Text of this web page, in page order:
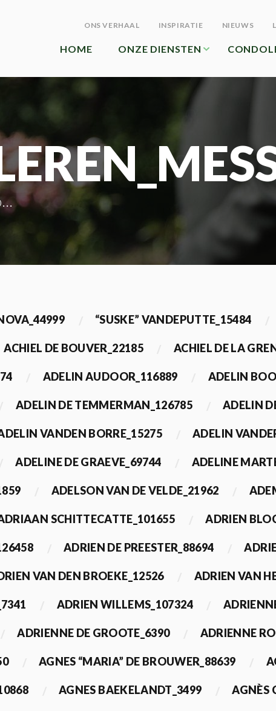
ONS VERHAAL INSPIRATIE NIEUWS
HOME ONZE DIENSTEN
“SUSKE” VANDEPUTTE_15484
ACHIEL DE BOUVER_22185 ACHIEL DE LA
ADELIN AUDOOR_116889 ADELIN
ADELIN DE TEMMERMAN_126785 ADELIN
VANDEN BORRE_15275 ADELIN
ADELINE DE GRAEVE_69744 ADELINE
ADELSON VAN DE VELDE_21962
SCHITTECATTE_101655 ADRIEN
ADRIEN DE PREESTER_88694
VAN DEN BROEKE_12526 ADRIEN VAN
ADRIEN WILLEMS_107324
ADRIENNE DE GROOTE_6390 ADRIENNE
AGNES “MARIA” DE BROUWER_88639
AGNES BAEKELANDT_3499 AGNÈS